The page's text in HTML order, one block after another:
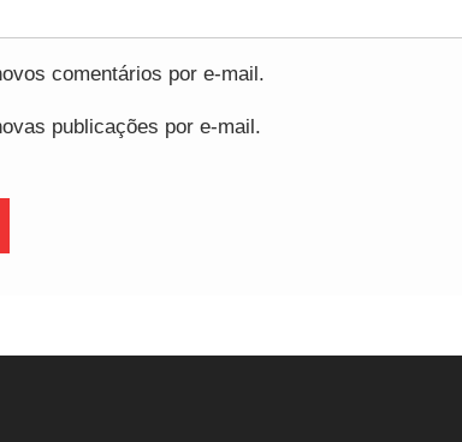
comentários por e-mail.
publicações por e-mail.